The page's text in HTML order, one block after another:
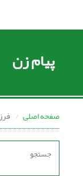
پیام زن
صفحه اصلی